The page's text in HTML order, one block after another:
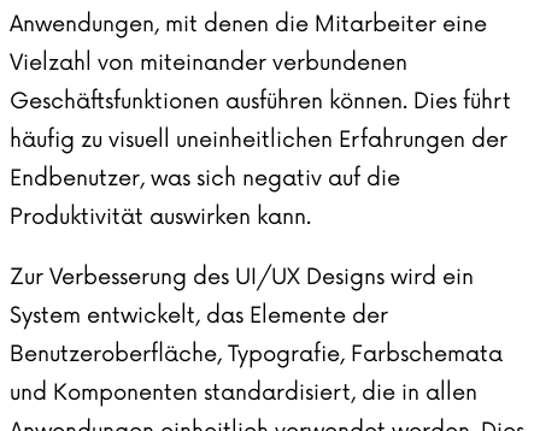
Anwendungen, mit denen die Mitarbeiter eine
Vielzahl von miteinander verbundenen
Geschäftsfunktionen ausführen können. Dies führt
häufig zu visuell uneinheitlichen Erfahrungen der
Endbenutzer, was sich negativ auf die
Produktivität auswirken kann.
Zur Verbesserung des UI/UX Designs wird ein
System entwickelt, das Elemente der
Benutzeroberfläche, Typografie, Farbschemata
und Komponenten standardisiert, die in allen